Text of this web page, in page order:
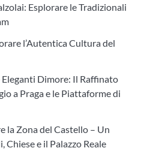
Esplorare le Tradizionali
l’Autentica Cultura del
Eleganti Dimore: Il Raffinato
a Praga e le Piattaforme di
la Zona del Castello – Un
e il Palazzo Reale